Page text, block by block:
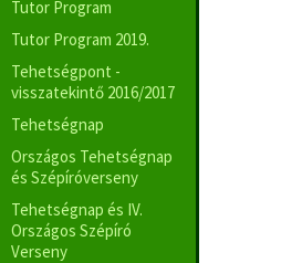
Tutor Program
Tutor Program 2019.
Tehetségpont -
visszatekintő 2016/2017
Tehetségnap
Országos Tehetségnap
és Szépíróverseny
Tehetségnap és IV.
Országos Szépíró
Verseny